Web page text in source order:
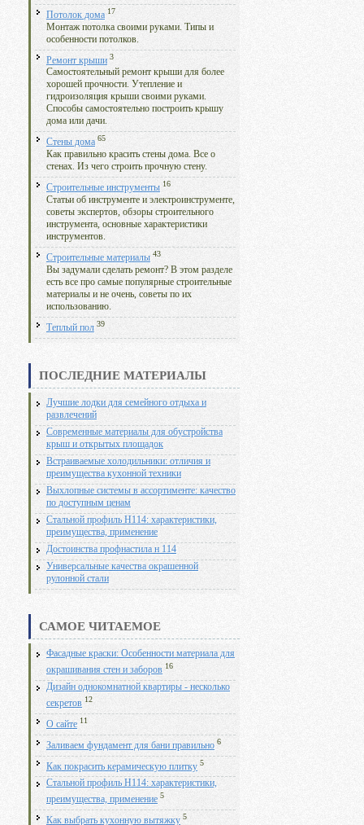
Потолок дома 17
Монтаж потолка своими руками. Типы и
особенности потолков.
Ремонт крыши 3
Самостоятельный ремонт крыши для более
хорошей прочности. Утепление и
гидроизоляция крыши своими руками.
Способы самостоятельно построить крышу
дома или дачи.
Стены дома 65
Как правильно красить стены дома. Все о
стенах. Из чего строить прочную стену.
Строительные инструменты 16
Статьи об инструменте и электроинструменте,
советы экспертов, обзоры строительного
инструмента, основные характеристики
инструментов.
Строительные материалы 43
Вы задумали сделать ремонт? В этом разделе
есть все про самые популярные строительные
материалы и не очень, советы по их
использованию.
Теплый пол 39
ПОСЛЕДНИЕ МАТЕРИАЛЫ
Лучшие лодки для семейного отдыха и
развлечений
Современные материалы для обустройства
крыш и открытых площадок
Встраиваемые холодильники: отличия и
преимущества кухонной техники
Выхлопные системы в ассортименте: качество
по доступным ценам
Стальной профиль Н114: характеристики,
преимущества, применение
Достоинства профнастила н 114
Универсальные качества окрашенной
рулонной стали
САМОЕ ЧИТАЕМОЕ
Фасадные краски: Особенности материала для
окрашивания стен и заборов 16
Дизайн однокомнатной квартиры - несколько
секретов 12
О сайте 11
Заливаем фундамент для бани правильно 6
Как покрасить керамическую плитку 5
Стальной профиль Н114: характеристики,
преимущества, применение 5
Как выбрать кухонную вытяжку 5